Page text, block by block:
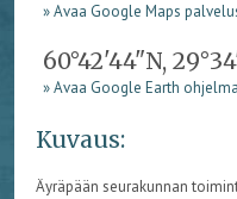
» Avaa Google Maps
60°42'44"N,
» Avaa Google Earth
Kuvaus:
Äyräpään seurakunnan